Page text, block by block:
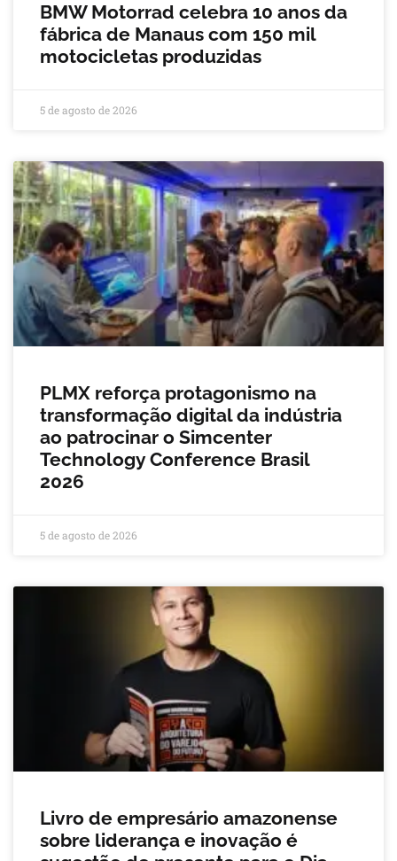
BMW Motorrad celebra 10 anos da
fábrica de Manaus com 150 mil
motocicletas produzidas
5 de agosto de 2026
PLMX reforça protagonismo na
transformação digital da indústria
ao patrocinar o Simcenter
Technology Conference Brasil
2026
5 de agosto de 2026
Livro de empresário amazonense
sobre liderança e inovação é